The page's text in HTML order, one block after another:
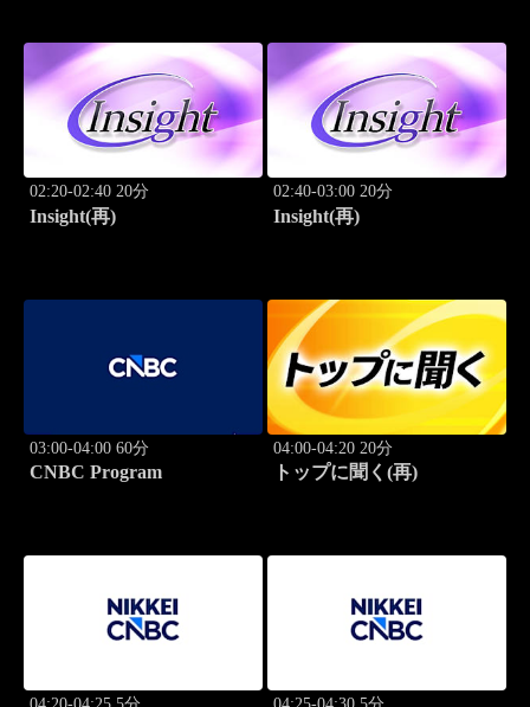
02:20-02:40 20分
Insight(再)
02:40-03:00 20分
Insight(再)
03:00-04:00 60分
CNBC Program
04:00-04:20 20分
トップに聞く(再)